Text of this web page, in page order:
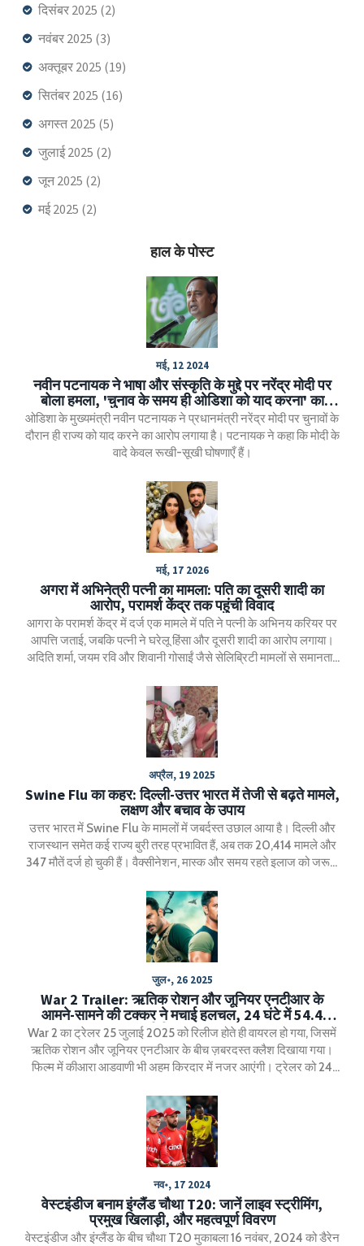
दिसंबर 2025 (2)
नवंबर 2025 (3)
अक्तूबर 2025 (19)
सितंबर 2025 (16)
अगस्त 2025 (5)
जुलाई 2025 (2)
जून 2025 (2)
मई 2025 (2)
हाल के पोस्ट
मई, 12 2024
नवीन पटनायक ने भाषा और संस्कृति के मुद्दे पर नरेंद्र मोदी पर
बोला हमला, 'चुनाव के समय ही ओडिशा को याद करना' का
आरोप
ओडिशा के मुख्यमंत्री नवीन पटनायक ने प्रधानमंत्री नरेंद्र मोदी पर चुनावों के
दौरान ही राज्य को याद करने का आरोप लगाया है। पटनायक ने कहा कि मोदी के
वादे केवल रूखी-सूखी घोषणाएँ हैं।
मई, 17 2026
अगरा में अभिनेत्री पत्नी का मामला: पति का दूसरी शादी का
आरोप, परामर्श केंद्र तक पहुंची विवाद
आगरा के परामर्श केंद्र में दर्ज एक मामले में पति ने पत्नी के अभिनय करियर पर
आपत्ति जताई, जबकि पत्नी ने घरेलू हिंसा और दूसरी शादी का आरोप लगाया।
अदिति शर्मा, जयम रवि और शिवानी गोसाईं जैसे सेलिब्रिटी मामलों से समानताएं
अप्रैल, 19 2025
Swine Flu का कहर: दिल्ली-उत्तर भारत में तेजी से बढ़ते मामले,
लक्षण और बचाव के उपाय
उत्तर भारत में Swine Flu के मामलों में जबर्दस्त उछाल आया है। दिल्ली और
राजस्थान समेत कई राज्य बुरी तरह प्रभावित हैं, अब तक 20,414 मामले और
347 मौतें दर्ज हो चुकी हैं। वैक्सीनेशन, मास्क और समय रहते इलाज को जरूरी
जुल॰, 26 2025
War 2 Trailer: ऋतिक रोशन और जूनियर एनटीआर के
आमने-सामने की टक्कर ने मचाई हलचल, 24 घंटे में 54.4
मिलियन व्यूज
War 2 का ट्रेलर 25 जुलाई 2025 को रिलीज होते ही वायरल हो गया, जिसमें
ऋतिक रोशन और जूनियर एनटीआर के बीच ज़बरदस्त क्लैश दिखाया गया।
फिल्म में कीआरा आडवाणी भी अहम किरदार में नजर आएंगी। ट्रेलर को 24
दर्शकों की राय बंटी हुई है। फिल्म इस स्वतंत्रता दिवस वीकेंड पर तीन भाषाओं में
रिलीज होगी।
नव॰, 17 2024
वेस्टइंडीज बनाम इंग्लैंड चौथा T20: जानें लाइव स्ट्रीमिंग,
प्रमुख खिलाड़ी, और महत्वपूर्ण विवरण
वेस्टइंडीज और इंग्लैंड के बीच चौथा T20 मुकाबला 16 नवंबर, 2024 को डैरेन